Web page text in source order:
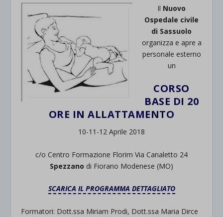
Il Nuovo
Ospedale civile
di Sassuolo
organizza e apre a
personale esterno
un
CORSO
BASE DI 20
ORE IN ALLATTAMENTO
10-11-12 Aprile 2018
c/o Centro Formazione Florim Via Canaletto 24
Spezzano di Fiorano Modenese (MO)
SCARICA IL PROGRAMMA DETTAGLIATO
Formatori: Dott.ssa Miriam Prodi, Dott.ssa Maria Dirce